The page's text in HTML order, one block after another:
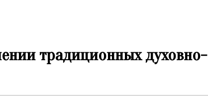
традиционных духовно-